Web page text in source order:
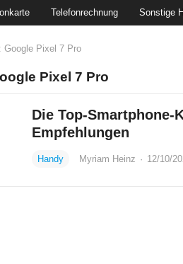
Telefonrechnung Sonstige
Google Pixel 7 Pro
Pixel 7 Pro
Die Top-Smartphone-
Empfehlungen
Handy Myriam Heinz · 12/10/